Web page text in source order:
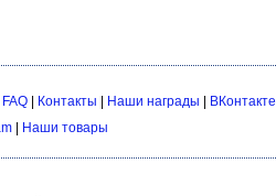
FAQ| Контакты Наши награды
ВКонтакте
Наши товары